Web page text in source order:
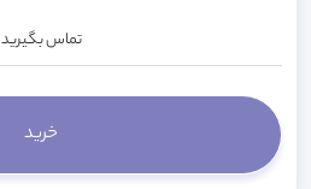
تماس بگیرید